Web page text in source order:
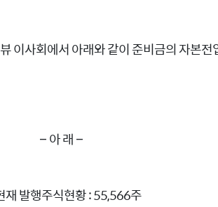
이사회에서 아래와 같이준비금의 자본전
– 아 래 –
발행주식현황 : 55,566주